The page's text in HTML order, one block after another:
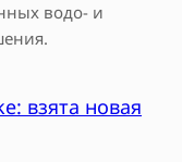
водо- и
взята новая